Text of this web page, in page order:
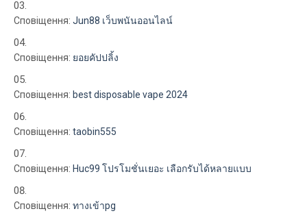
Сповіщення: Jun88 เว็บพนันออนไลน์
Сповіщення: ยอยคัปปลิ้ง
Сповіщення: best disposable vape 2024
Сповіщення: taobin555
Сповіщення: Huc99 โปรโมชั่นเยอะ เลือกรับได้หลายแบบ
Сповіщення: ทางเข้าpg